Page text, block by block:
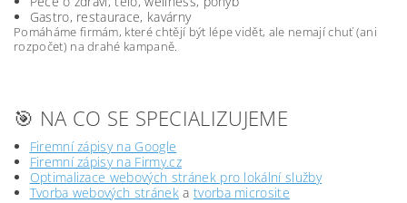
Gastro, restaurace, kavárny
Pomáháme firmám, které chtějí být lépe vidět, ale nemají chuť (ani
rozpočet) na drahé kampaně.
🎯 NA CO SE SPECIALIZUJEME
Firemní zápisy na Google
Firemní zápisy na Firmy.cz
Optimalizace webových stránek pro lokální služby
Tvorba webových stráneka tvorba microsite